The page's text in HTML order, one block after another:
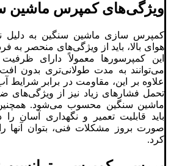
ویژگی‌های کمپرس ماشین
کمپرس سازی ماشین سنگین به دلیل
هوای بالا، باید از ویژگی‌های منحصر به
این کمپرسورها معمولاً دارای ظرفیت
می‌توانند به مدت طولانی‌تری بدون
علاوه بر این، مقاومت در برابر
تحمل فشارهای زیاد نیز از
ماشین سنگین محسوب می‌شود.
باید قابلیت تعمیر و نگهداری آسان را
صورت بروز مشکلات فنی، بتوان آنها
کرد.